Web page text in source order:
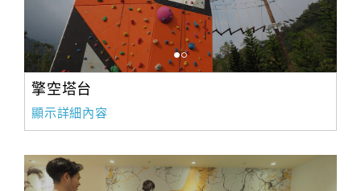
擎空塔台
顯示詳細內容